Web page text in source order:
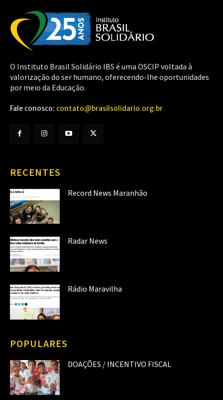
O Instituto Brasil Solidário IBS é uma OSCIP voltada à
valorização do ser humano, oferecendo-lhe oportunidades
por meio da Educação.
Fale conosco: contato@brasilsolidario.org.br
RECENTES
Record News Maranhão
Radar News
Rádio Maravilha
POPULARES
DOAÇÕES / INCENTIVO FISCAL